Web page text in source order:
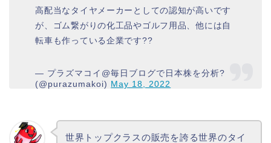
高配当なタイヤメーカーとしての認知が高いです
が、ゴム繋がりの化工品やゴルフ用品、他には自
転車も作っている企業です??
— プラズマコイ@毎日ブログで日本株を分析?
(@purazumakoi) May 18, 2022
世界トップクラスの販売を誇る世界のタイ